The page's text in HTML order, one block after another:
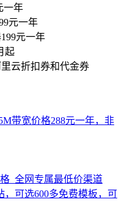
一年
元一年
元一年
起
云折扣券和代金券
带宽价格288元一年，非
_全网专属最低价渠道
，可选600多免费模板，可